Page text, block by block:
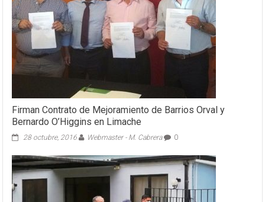
Firman Contrato de Mejoramiento de Barrios Orval y
Bernardo O’Higgins en Limache
28 octubre, 2016 Webmaster - M. Cabrera 0